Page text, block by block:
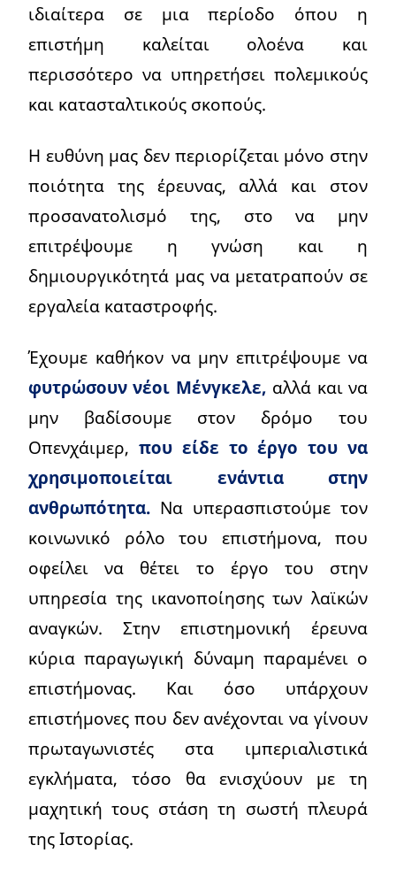
ιδιαίτερα σε μια περίοδο όπου η
επιστήμη καλείται ολοένα και
περισσότερο να υπηρετήσει πολεμικούς
και κατασταλτικούς σκοπούς.
Η ευθύνη μας δεν περιορίζεται μόνο στην
ποιότητα της έρευνας, αλλά και στον
προσανατολισμό της, στο να μην
επιτρέψουμε η γνώση και η
δημιουργικότητά μας να μετατραπούν σε
εργαλεία καταστροφής.
Έχουμε καθήκον να μην επιτρέψουμε να
φυτρώσουν νέοι Μένγκελε, αλλά και να
μην βαδίσουμε στον δρόμο του
Οπενχάιμερ, που είδε το έργο του να
χρησιμοποιείται ενάντια στην
ανθρωπότητα. Να υπερασπιστούμε τον
κοινωνικό ρόλο του επιστήμονα, που
οφείλει να θέτει το έργο του στην
υπηρεσία της ικανοποίησης των λαϊκών
αναγκών. Στην επιστημονική έρευνα
κύρια παραγωγική δύναμη παραμένει ο
επιστήμονας. Και όσο υπάρχουν
επιστήμονες που δεν ανέχονται να γίνουν
πρωταγωνιστές στα ιμπεριαλιστικά
εγκλήματα, τόσο θα ενισχύουν με τη
μαχητική τους στάση τη σωστή πλευρά
της Ιστορίας.